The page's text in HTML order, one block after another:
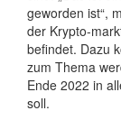
geworden ist“,
der Krypto-
befindet. Dazu
zum Thema
Ende 2022 in
soll.